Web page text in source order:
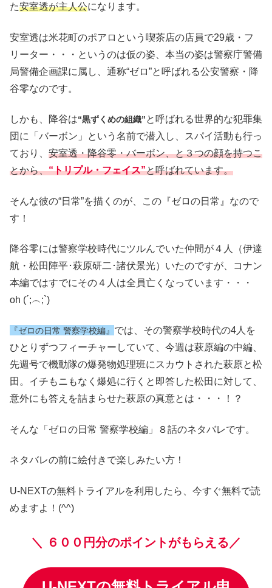
た安室透が主人公になります。
安室透は米花町のポアロという喫茶店の店員で29歳・フ
リーター・・・というのは仮の姿、本当の姿は警察庁警備
局警備企画課に属し、通称“ゼロ”と呼ばれる公安警察・降
谷零なのです。
しかも、降谷は“黒ずくめの組織”と呼ばれる世界的な犯罪集
団に「バーボン」という名前で潜入し、スパイ活動も行っ
ており、 安室透・降谷零・バーボン、と３つの顔を持つこ
とから、“トリプル・フェイス”と呼ばれています。
そんな彼の“日常”を描くのが、この『ゼロの日常』なので
す！
降谷零には警察学校時代にツルんでいた仲間が４人（伊達
航・松田陣平･萩原研二･諸伏景光）いたのですが、コナン
本編ではすでにその４人は全員亡くなっています・・・
oh (´;︵;`)
『ゼロの日常 警察学校編』 では、その警察学校時代の4人を
ひとりずつフィーチャーしていて、今週は萩原編の中編、
先週号で機動隊の爆発物処理班にスカウトされた萩原と松
田。イチもニもなく爆処に行くと即答した松田に対して、
意外にも答えを詰まらせた萩原の真意とは・・・！？
そんな「ゼロの日常 警察学校編」８話のネタバレです。
ネタバレの前に絵付きで楽しみたい方！
U-NEXTの無料トライアルを利用したら、今すぐ無料で読
めますよ！(^^)
＼ ６００円分のポイントがもらえる／